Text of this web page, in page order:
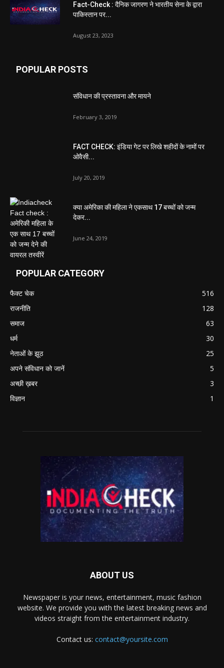
Fact-Check : दैनिक जागरण ने भारतीय सेना के द्वारा
पाकिस्तान पर...
August 23, 2023
POPULAR POSTS
संविधान की प्रस्तावना और मायने
February 3, 2019
FACT CHECK: इंडिया गेट पर लिखे शहीदों के नामों पर
ओवैसी...
July 20, 2019
क्या अमेरिका की महिला ने एकसाथ 17 बच्चों को जन्म
देकर...
June 24, 2019
POPULAR CATEGORY
फैक्ट चेक
516
राजनीति
128
समाज
63
धर्म
30
नेताओं के झूठ
25
अपने संविधान को जानें
5
अच्छी ख़बर
3
विज्ञान
1
ABOUT US
Newspaper is your news, entertainment, music fashion
website. We provide you with the latest breaking news and
videos straight from the entertainment industry.
Contact us: contact@yoursite.com